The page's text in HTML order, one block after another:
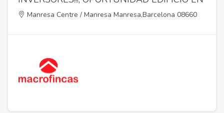
EL CENTRO MANRESA
Manresa Centre / Manresa Manresa,Barcelona 08660